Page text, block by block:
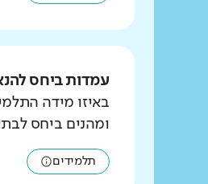
עמדות ביחס
באיזו מידה
ומהנים ביחס
תלמידים